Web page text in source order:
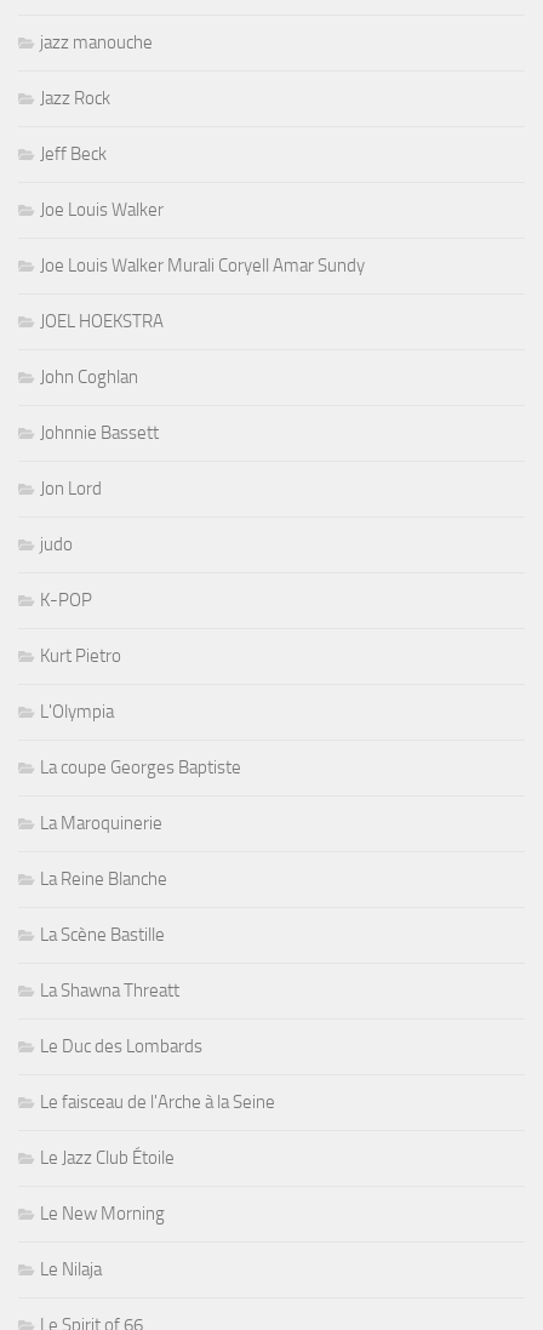
jazz manouche
Jazz Rock
Jeff Beck
Joe Louis Walker
Joe Louis Walker Murali Coryell Amar Sundy
JOEL HOEKSTRA
John Coghlan
Johnnie Bassett
Jon Lord
judo
K-POP
Kurt Pietro
L'Olympia
La coupe Georges Baptiste
La Maroquinerie
La Reine Blanche
La Scène Bastille
La Shawna Threatt
Le Duc des Lombards
Le faisceau de l'Arche à la Seine
Le Jazz Club Étoile
Le New Morning
Le Nilaja
Le Spirit of 66